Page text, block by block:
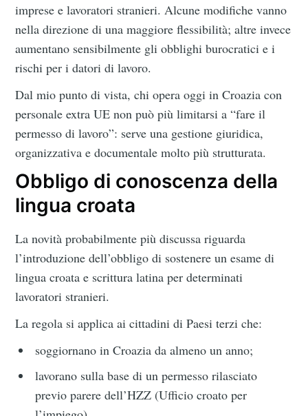
imprese e lavoratori stranieri. Alcune modifiche vanno
nella direzione di una maggiore flessibilità; altre invece
aumentano sensibilmente gli obblighi burocratici e i
rischi per i datori di lavoro.
Dal mio punto di vista, chi opera oggi in Croazia con
personale extra UE non può più limitarsi a “fare il
permesso di lavoro”: serve una gestione giuridica,
organizzativa e documentale molto più strutturata.
Obbligo di conoscenza della
lingua croata
La novità probabilmente più discussa riguarda
l’introduzione dell’obbligo di sostenere un esame di
lingua croata e scrittura latina per determinati
lavoratori stranieri.
La regola si applica ai cittadini di Paesi terzi che:
soggiornano in Croazia da almeno un anno;
lavorano sulla base di un permesso rilasciato
previo parere dell’HZZ (Ufficio croato per